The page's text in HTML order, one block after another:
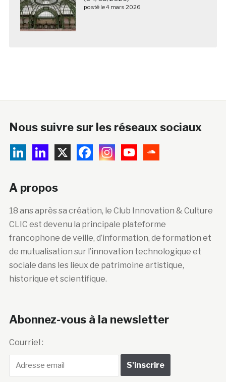
posté le 4 mars 2026
Nous suivre sur les réseaux sociaux
A propos
18 ans après sa création, le Club Innovation & Culture
CLIC est devenu la principale plateforme
francophone de veille, d’information, de formation et
de mutualisation sur l’innovation technologique et
sociale dans les lieux de patrimoine artistique,
historique et scientifique.
Abonnez-vous à la newsletter
Courriel :